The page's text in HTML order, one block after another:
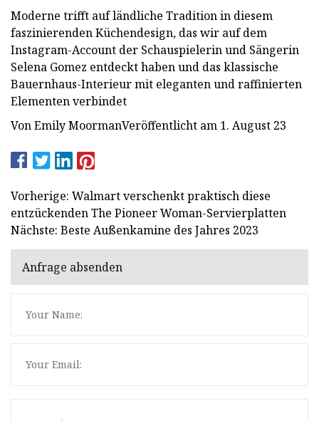
Moderne trifft auf ländliche Tradition in diesem
faszinierenden Küchendesign, das wir auf dem
Instagram-Account der Schauspielerin und Sängerin
Selena Gomez entdeckt haben und das klassische
Bauernhaus-Interieur mit eleganten und raffinierten
Elementen verbindet
Von Emily MoormanVeröffentlicht am 1. August 23
Vorherige: Walmart verschenkt praktisch diese
entzückenden The Pioneer Woman-Servierplatten
Nächste: Beste Außenkamine des Jahres 2023
Anfrage absenden